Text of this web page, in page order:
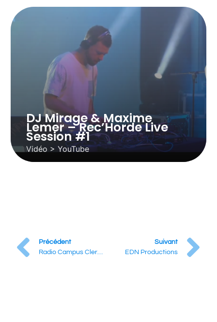
DJ Mirage & Maxime
Lemer – Rec’Horde Live
Session #1
Vidéo > YouTube
Précédent
Radio Campus Clermont-Ferrand
Suivant
EDN Productions